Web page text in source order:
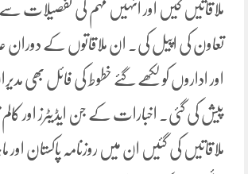
ملاقاتیں کیں اور انہیں مہم کی تفصیلات
تعاون کی اپیل کی۔ ان ملاقاتوں کے دوران
اور اداروں کو لکھے گئے خطوط کی فائل بھی
پیش کی گئی۔ اخبارات کے جن ایڈیٹرز اور
ملاقاتیں کی گئیں ان میں روزنامہ پاکستان اور